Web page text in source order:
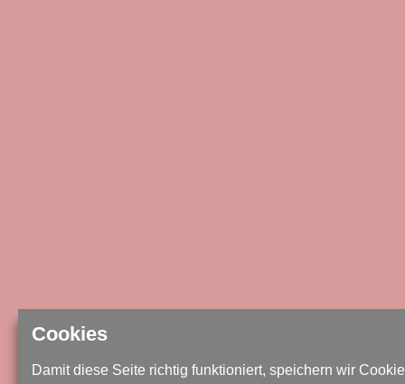
Cookies
Damit diese Seite richtig funktioniert, speichern wir